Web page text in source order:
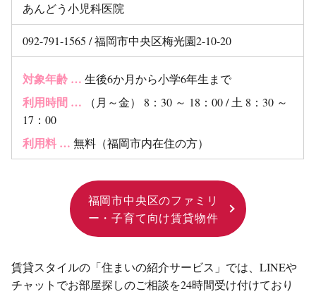
あんどう小児科医院
092-791-1565 / 福岡市中央区梅光園2-10-20
対象年齢 … 生後6か月から小学6年生まで
利用時間 … （月～金） 8：30 ～ 18：00 / 土 8：30 ～
17：00
利用料 … 無料（福岡市内在住の方）
福岡市中央区のファミリ
ー・子育て向け賃貸物件
賃貸スタイルの「住まいの紹介サービス」では、LINEや
チャットでお部屋探しのご相談を24時間受け付けており